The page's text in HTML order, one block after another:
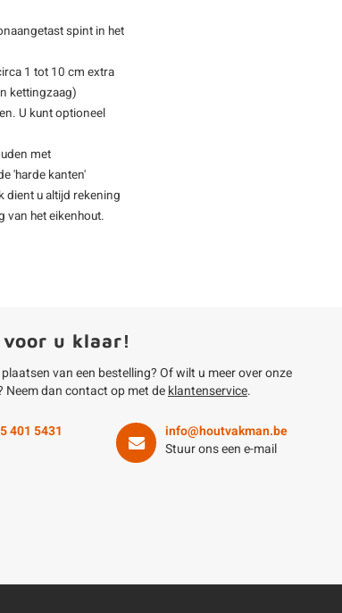
spint in het
1 tot 10 cm extra
kettingzaag)
U kunt optioneel
met
'harde kanten'
dient u altijd rekening
van het eikenhout.
u klaar!
van een bestelling? Of wilt u meer over onze
Neem dan contact op met deklantenservice.
401 5431
info@houtvakman.be
Stuur ons een e-mail